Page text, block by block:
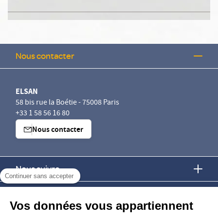
Continuer sans accepter
Vos données vous appartiennent
Nous contacter
ELSAN
58 bis rue la Boétie - 75008 Paris
+33 1 58 56 16 80
Nous contacter
Nous suivre